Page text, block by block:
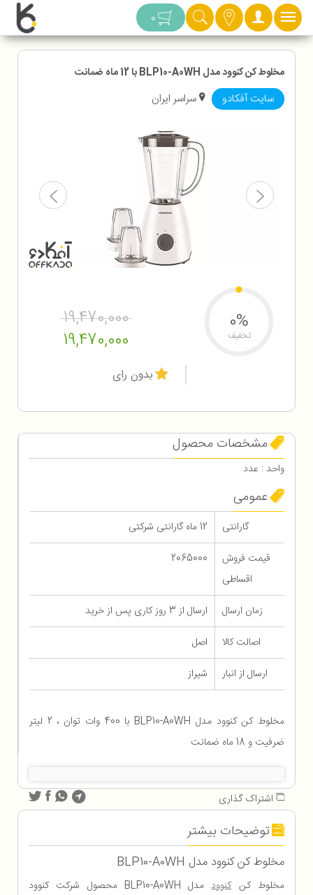
دسته بندی 0
مخلوط کن کنوود مدل BLP10-A0WH با 12 ماه ضمانت
سایت آفکادو سراسر ایران
19,470,000
19,470,000
0%
تخفیف
بدون رای
مشخصات محصول
واحد : عدد
عمومی
گارانتی
12 ماه گارانتی شرکتی
قیمت فروش
اقساطی
2065000
زمان ارسال
ارسال از 3 روز کاری پس از خرید
اصالت کالا
اصل
ارسال از انبار
شیراز
مخلوط کن کنوود مدل BLP10-A0WH با 400 وات توان ، 2 لیتر
ضرفیت و 18 ماه ضمانت
اشتراک گذاری
توضیحات بیشتر
مخلوط کن کنوود مدل BLP10-A0WH
مخلوط کنکنوود
مدل BLP10-A0WH محصول شرکت کنوود